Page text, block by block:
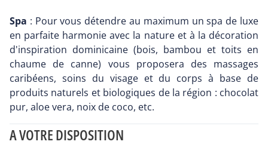
Spa : Pour vous détendre au maximum un spa de luxe
en parfaite harmonie avec la nature et à la décoration
d'inspiration dominicaine (bois, bambou et toits en
chaume de canne) vous proposera des massages
caribéens, soins du visage et du corps à base de
produits naturels et biologiques de la région : chocolat
pur, aloe vera, noix de coco, etc.
A VOTRE DISPOSITION